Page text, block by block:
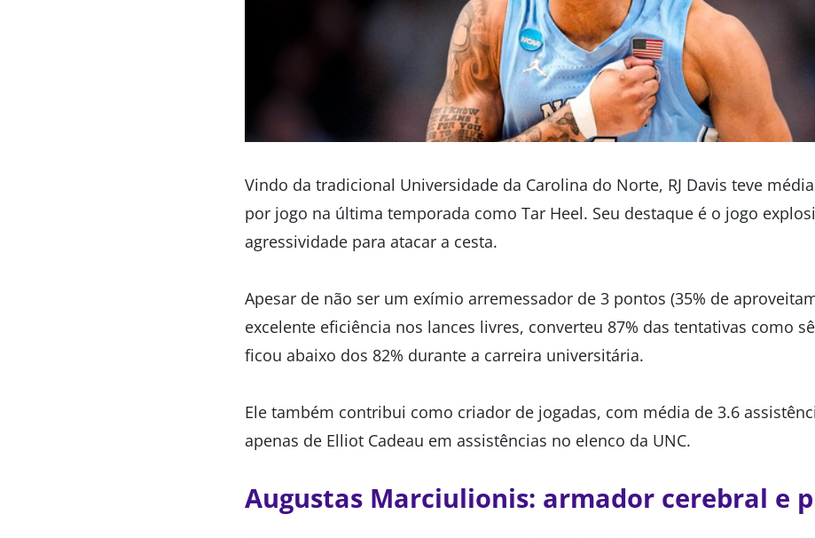
Vindo da tradicional Universidade da Carolina do Norte, RJ Davis teve
por jogo na última temporada como Tar Heel. Seu destaque é o jogo
agressividade para atacar a cesta.
Apesar de não ser um exímio arremessador de 3 pontos (35% de
excelente eficiência nos lances livres, converteu 87% das tentativas como
ficou abaixo dos 82% durante a carreira universitária.
Ele também contribui como criador de jogadas, com média de 3.6
apenas de Elliot Cadeau em assistências no elenco da UNC.
Augustas Marciulionis: armador cerebral e